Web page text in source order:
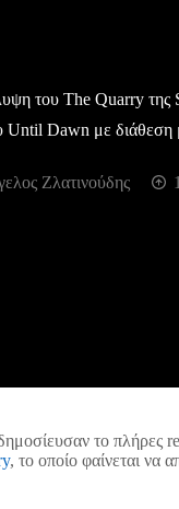
του The Quarry της
Until Dawn με διάθεση
Ζλατινούδης
το πλήρες
, το οποίο φαίνεται να